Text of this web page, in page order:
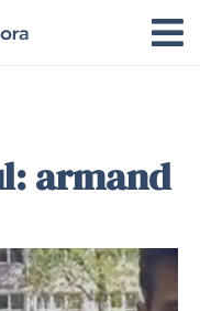
armand